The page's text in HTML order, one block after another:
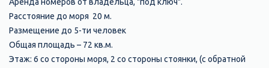
Аренда номеров от владельца, "под ключ".
Расстояние до моря 20 м.
Размещение до 5-ти человек
Общая площадь – 72 кв.м.
Этаж: 6 со стороны моря, 2 со стороны стоянки, (с обратной